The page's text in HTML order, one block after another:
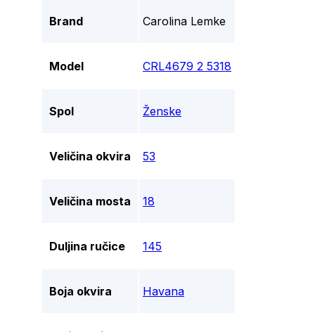
Brand Carolina Lemke
Model CRL4679 2 5318
Spol Ženske
Veličina okvira 53
Veličina mosta 18
Duljina ručice 145
Boja okvira Havana